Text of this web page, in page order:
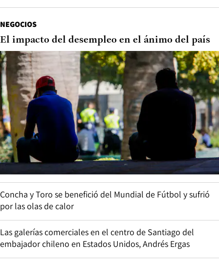
NEGOCIOS
El impacto del desempleo en el ánimo del país
Concha y Toro se benefició del Mundial de Fútbol y sufrió
por las olas de calor
Las galerías comerciales en el centro de Santiago del
embajador chileno en Estados Unidos, Andrés Ergas